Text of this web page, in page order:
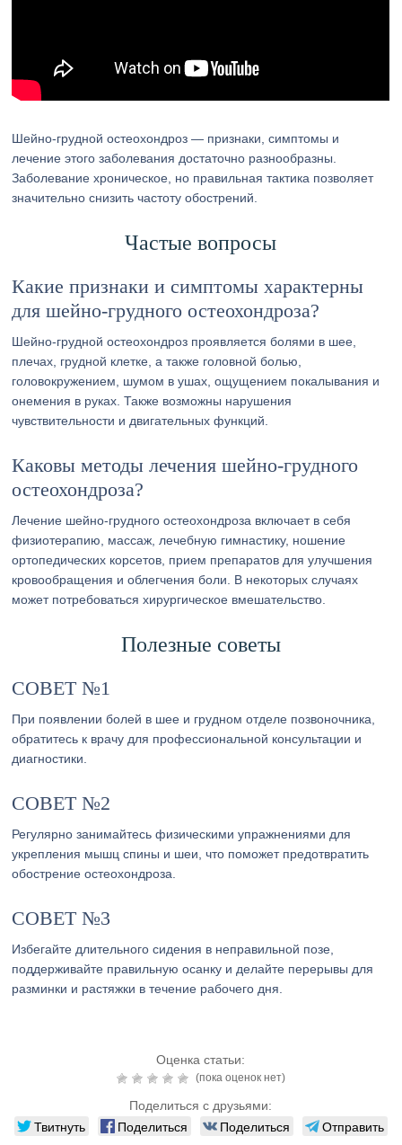
Шейно-грудной остеохондроз — признаки, симптомы и
лечение этого заболевания достаточно разнообразны.
Заболевание хроническое, но правильная тактика позволяет
значительно снизить частоту обострений.
Частые вопросы
Какие признаки и симптомы характерны
для шейно-грудного остеохондроза?
Шейно-грудной остеохондроз проявляется болями в шее,
плечах, грудной клетке, а также головной болью,
головокружением, шумом в ушах, ощущением покалывания и
онемения в руках. Также возможны нарушения
чувствительности и двигательных функций.
Каковы методы лечения шейно-грудного
остеохондроза?
Лечение шейно-грудного остеохондроза включает в себя
физиотерапию, массаж, лечебную гимнастику, ношение
ортопедических корсетов, прием препаратов для улучшения
кровообращения и облегчения боли. В некоторых случаях
может потребоваться хирургическое вмешательство.
Полезные советы
СОВЕТ №1
При появлении болей в шее и грудном отделе позвоночника,
обратитесь к врачу для профессиональной консультации и
диагностики.
СОВЕТ №2
Регулярно занимайтесь физическими упражнениями для
укрепления мышц спины и шеи, что поможет предотвратить
обострение остеохондроза.
СОВЕТ №3
Избегайте длительного сидения в неправильной позе,
поддерживайте правильную осанку и делайте перерывы для
разминки и растяжки в течение рабочего дня.
Оценка статьи:
(пока оценок нет)
Поделиться с друзьями:
Твитнуть Поделиться Поделиться
Отправить